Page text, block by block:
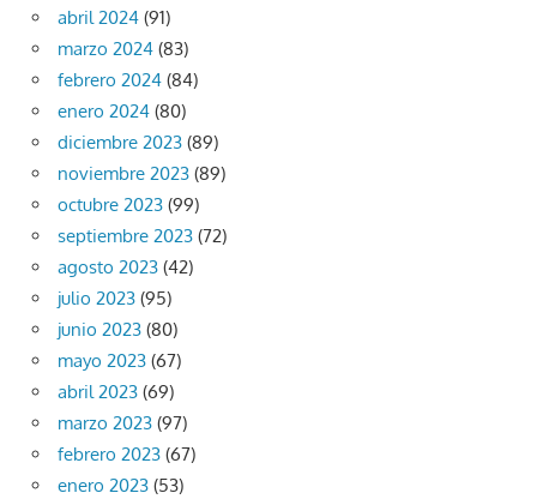
abril 2024 (91)
marzo 2024 (83)
febrero 2024 (84)
enero 2024 (80)
diciembre 2023 (89)
noviembre 2023 (89)
octubre 2023 (99)
septiembre 2023 (72)
agosto 2023 (42)
julio 2023 (95)
junio 2023 (80)
mayo 2023 (67)
abril 2023 (69)
marzo 2023 (97)
febrero 2023 (67)
enero 2023 (53)